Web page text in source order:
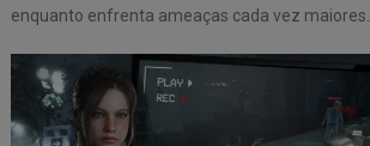
enquanto enfrenta ameaças cada vez maiores.